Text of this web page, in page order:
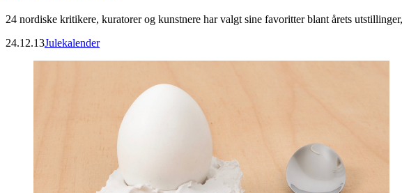
24 nordiske kritikere, kuratorer og kunstnere har valgt sine favoritter blant årets
24.12.13Julekalender